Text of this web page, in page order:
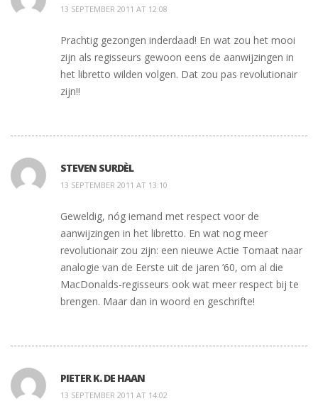
13 SEPTEMBER 2011 AT 12:08
Prachtig gezongen inderdaad! En wat zou het mooi
zijn als regisseurs gewoon eens de aanwijzingen in
het libretto wilden volgen. Dat zou pas revolutionair
zijn!!
STEVEN SURDÈL
13 SEPTEMBER 2011 AT 13:10
Geweldig, nóg iemand met respect voor de
aanwijzingen in het libretto. En wat nog meer
revolutionair zou zijn: een nieuwe Actie Tomaat naar
analogie van de Eerste uit de jaren ’60, om al die
MacDonalds-regisseurs ook wat meer respect bij te
brengen. Maar dan in woord en geschrifte!
PIETER K. DE HAAN
13 SEPTEMBER 2011 AT 14:02